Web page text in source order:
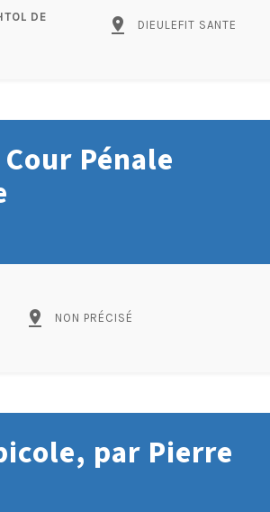
DE
pin_drop DIEULEFIT SANTE
Pénale
pin_drop NON PRÉCISÉ
par Pierre